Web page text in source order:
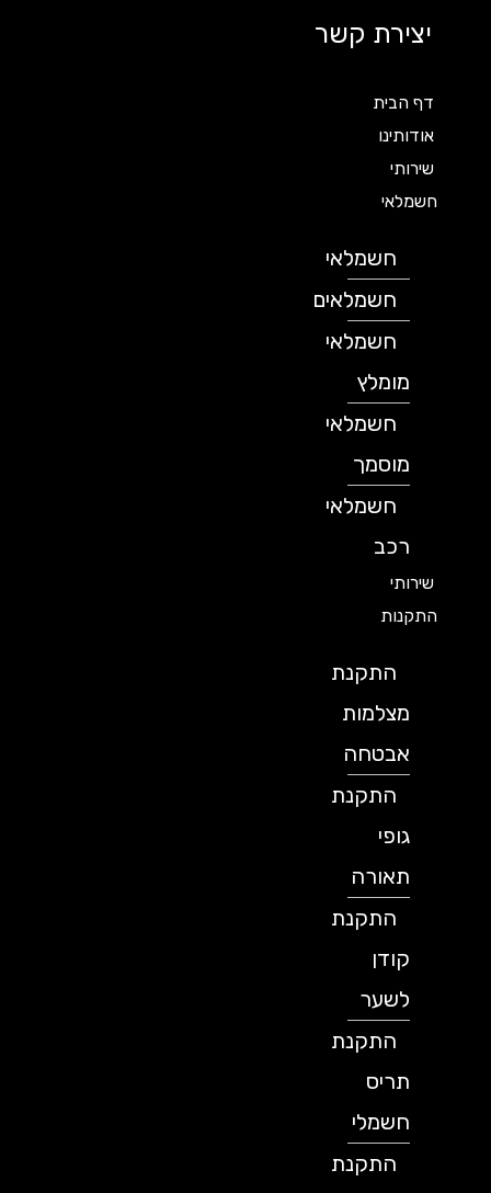
יצירת קשר
דף הבית
אודותינו
שירותי
חשמלאי
חשמלאי
חשמלאים
חשמלאי
מומלץ
חשמלאי
מוסמך
חשמלאי
שירותי
התקנות
התקנת
מצלמות
אבטחה
התקנת
תאורה
התקנת
לשער
התקנת
תריס
חשמלי
התקנת